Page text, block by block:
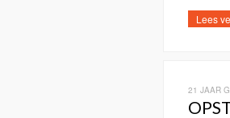
Lees
21 JAAR